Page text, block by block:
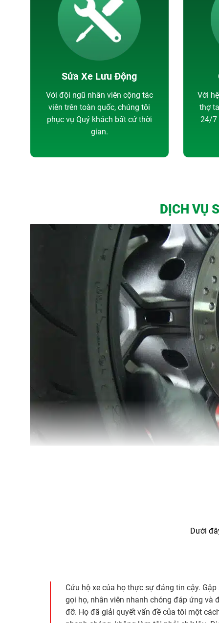
Sửa Xe Lưu Động
Với đội ngũ nhân viên cộng tác
viên trên toàn quốc, chúng tôi
phục vụ Quý khách bất cứ thời
gian.
Với
thợ
24/7
DỊCH VỤ
Dưới
Cứu hộ xe của họ thực sự đáng tin cậy.
gọi họ, nhân viên nhanh chóng đáp ứng và
đỡ. Họ đã giải quyết vấn đề của tôi một